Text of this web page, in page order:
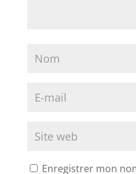
Enregistrer mon